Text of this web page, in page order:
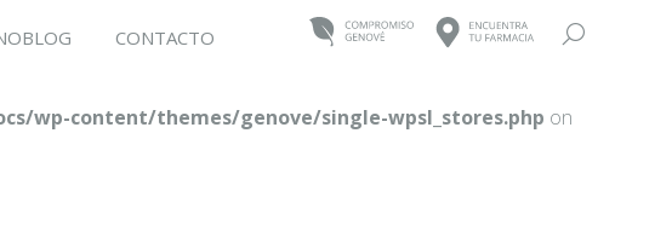
CONTACTO Buscar:
wp-content/themes/genove/single-wpsl_stores.php on